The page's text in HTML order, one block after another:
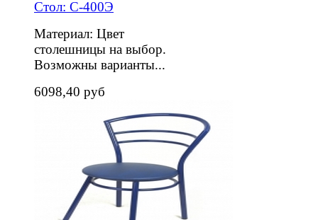
Стол: С-400Э
Материал: Цвет
столешницы на выбор.
Возможны варианты...
6098,40 руб